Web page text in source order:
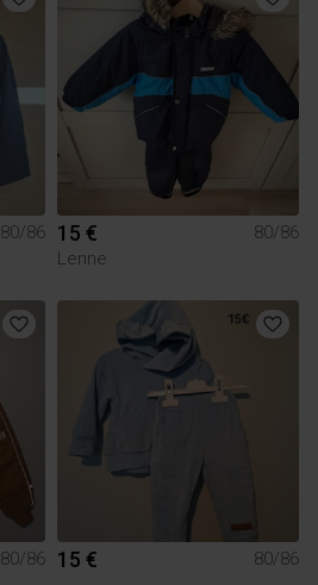
80/86
15 €
80/86
Lenne
80/86 15 € 80/86